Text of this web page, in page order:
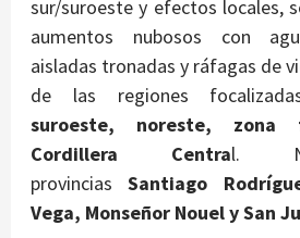
sur/suroeste y efectos locales,
aumentos nubosos con
aisladas tronadas y ráfagas de
de las regiones
suroeste, noreste,
Cordillera Central.
provinciasSantiago
Vega, Monseñor Nouel y San